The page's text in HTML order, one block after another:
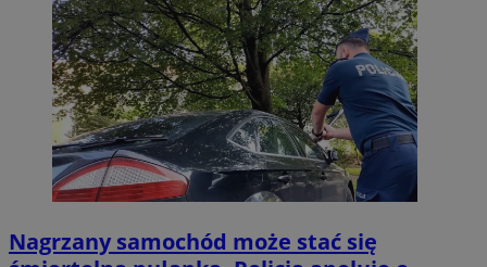
Nagrzany samochód może stać się